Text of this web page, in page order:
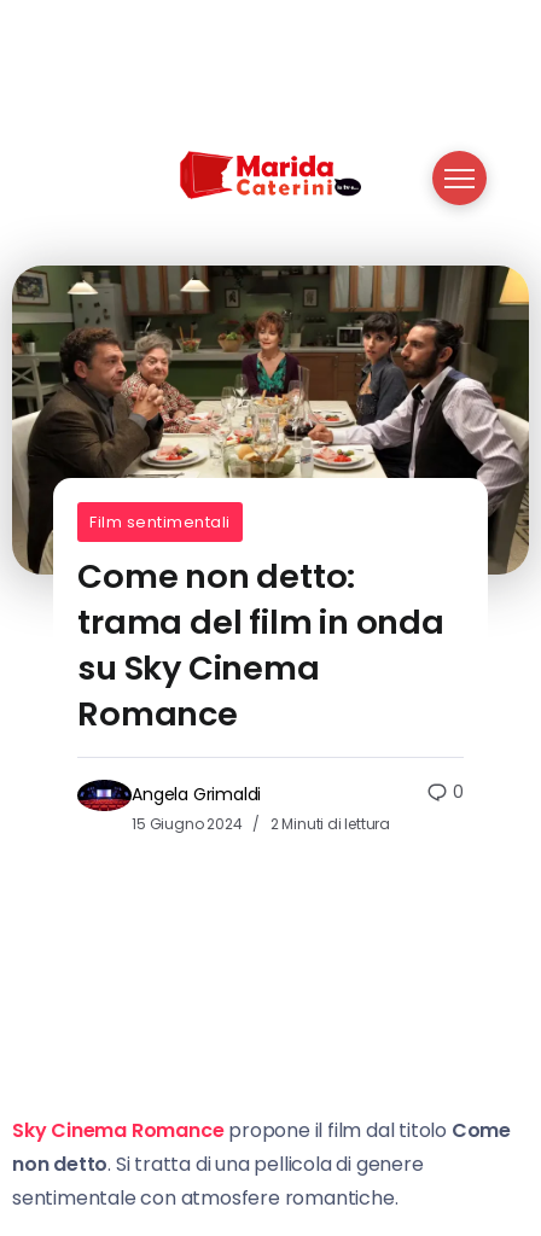
Film sentimentali
Come non detto:
trama del film in onda
su Sky Cinema
Romance
Angela Grimaldi
15 Giugno 2024 2 Minuti di lettura
0
Sky Cinema Romancepropone il film dal titolo Come
non detto. Si tratta di una pellicola di genere
sentimentale con atmosfere romantiche.